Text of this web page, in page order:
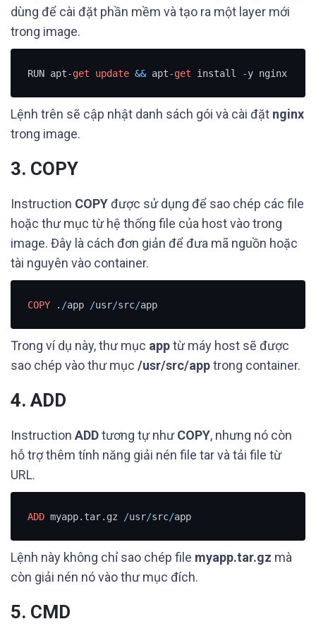
dùng để cài đặt phần mềm và tạo ra một layer mới
trong image.
RUN apt-get update && apt-get install -y nginx
Lệnh trên sẽ cập nhật danh sách gói và cài đặt nginx
trong image.
3. COPY
Instruction COPYđược sử dụng để sao chép các file
hoặc thư mục từ hệ thống file của host vào trong
image. Đây là cách đơn giản để đưa mã nguồn hoặc
tài nguyên vào container.
COPY . /app /usr/src/app
Trong ví dụ này, thư mục apptừ máy host sẽ được
sao chép vào thư mục /usr/src/apptrong container.
4. ADD
Instruction ADDtương tự nhưCOPY, nhưng nó còn
hỗ trợ thêm tính năng giải nén file tar và tải file từ
URL.
ADD myapp.tar.gz /usr/src/app
Lệnh này không chỉ sao chép file myapp.tar.gz mà
còn giải nén nó vào thư mục đích.
5. CMD